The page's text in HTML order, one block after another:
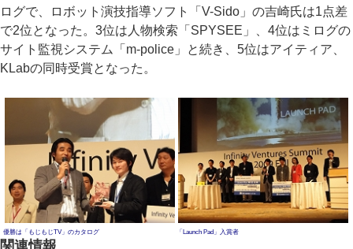
ログで、ロボット演技指導ソフト「V-Sido」の吉崎氏は1点差
で2位となった。3位は人物検索「SPYSEE」、4位はミログの
サイト監視システム「m-police」と続き、5位はアイティア、
KLabの同時受賞となった。
優勝は「もじもじTV」のカタログ 「Launch Pad」入賞者
関連情報